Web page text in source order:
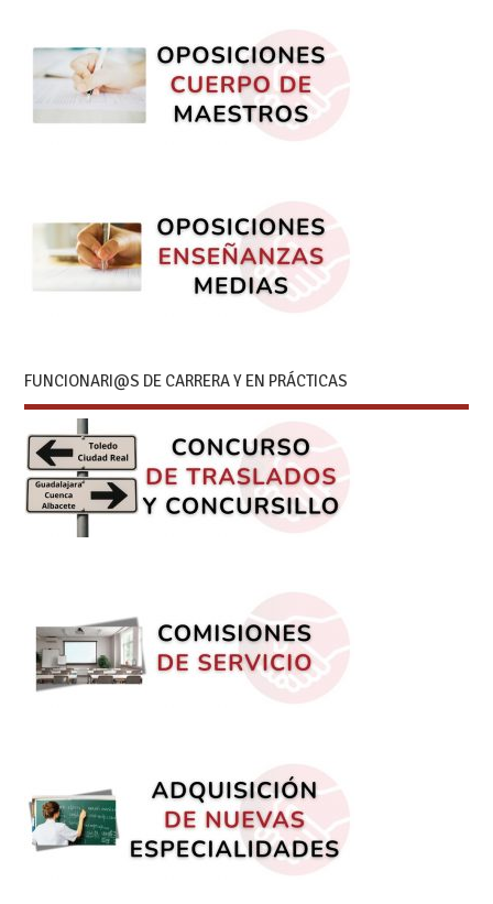
FUNCIONARI@S DE CARRERA Y EN PRÁCTICAS